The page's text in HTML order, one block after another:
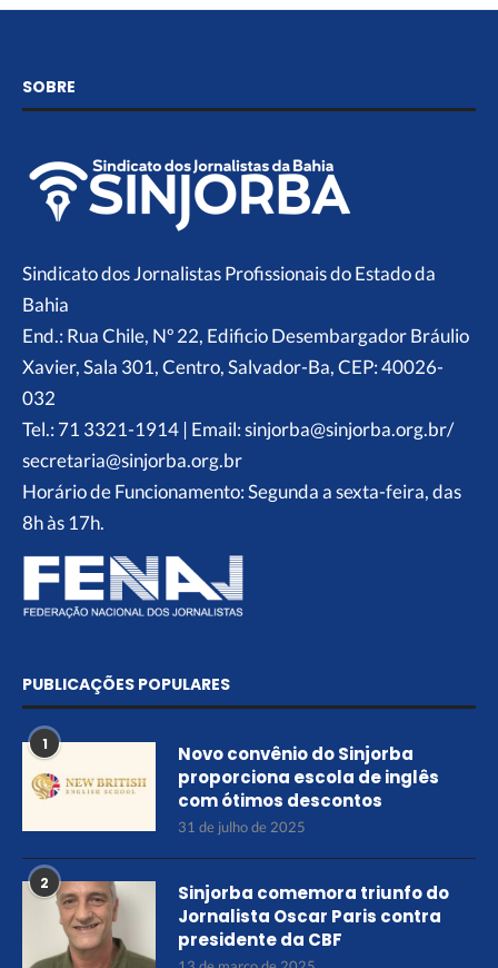
SOBRE
Sindicato dos Jornalistas Profissionais do Estado da
Bahia
End.: Rua Chile, Nº 22, Edificio Desembargador Bráulio
Xavier, Sala 301, Centro, Salvador-Ba, CEP: 40026-
032
Tel.: 71 3321-1914 | Email: sinjorba@sinjorba.org.br/
secretaria@sinjorba.org.br
Horário de Funcionamento: Segunda a sexta-feira, das
8h às 17h.
PUBLICAÇÕES POPULARES
1
Novo convênio do Sinjorba
proporciona escola de inglês
com ótimos descontos
31 de julho de 2025
2
Sinjorba comemora triunfo do
Jornalista Oscar Paris contra
presidente da CBF